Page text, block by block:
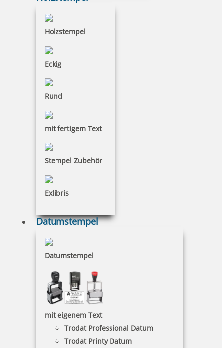
Holzstempel
Eckig
Rund
mit fertigem Text
Stempel Zubehör
Exlibris
Datumstempel
Datumstempel
mit eigenem Text
Trodat Professional Datum
Trodat Printy Datum
MAUL Stempelträger gerade Form für 6 Stempel
9,89 €